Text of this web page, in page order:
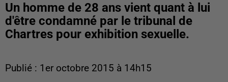
Un homme de 28 ans vient quant à lui
d'être condamné par le tribunal de
Chartres pour exhibition sexuelle.
Publié : 1er octobre 2015 à 14h15